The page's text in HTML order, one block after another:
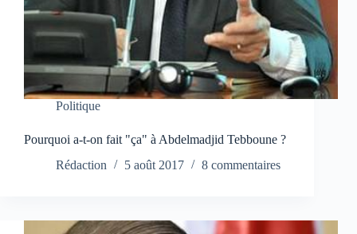
Politique
Pourquoi a-t-on fait "ça" à Abdelmadjid Tebboune ?
Rédaction
5 août 2017 8 commentaires